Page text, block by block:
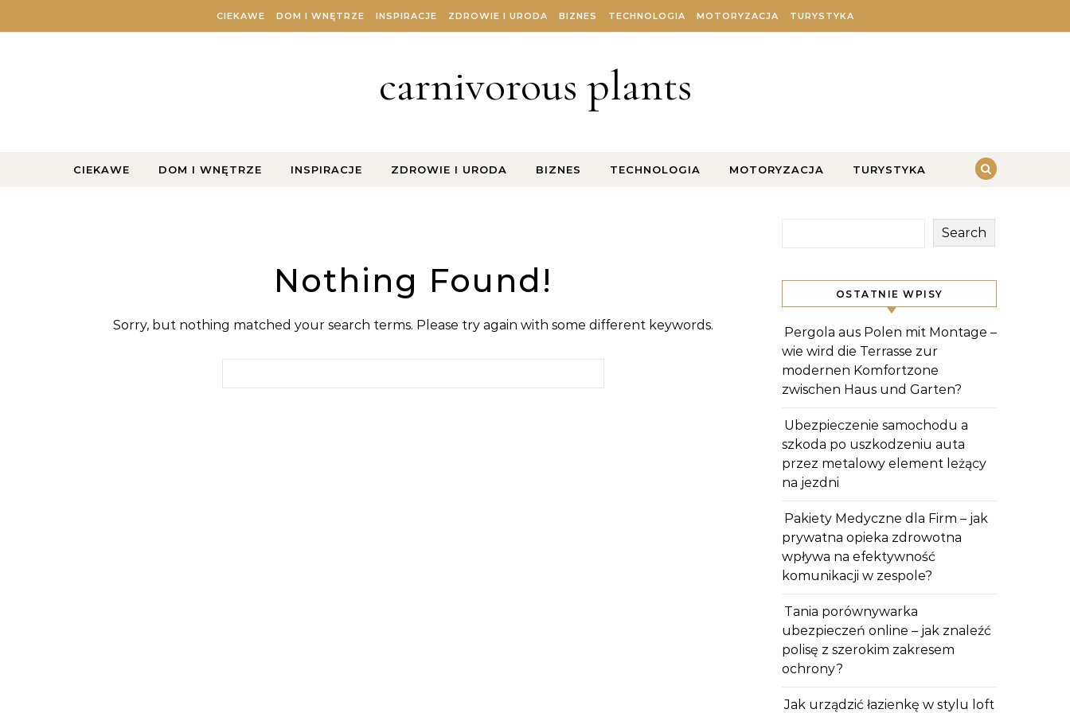
CIEKAWE DOM I WNĘTRZE INSPIRACJE ZDROWIE I URODA BIZNES TECHNOLOGIA MOTORYZACJA TURYSTYKA
carnivorous plants
CIEKAWE DOM I WNĘTRZE INSPIRACJE ZDROWIE I URODA BIZNES TECHNOLOGIA MOTORYZACJA TURYSTYKA
Nothing Found!
Sorry, but nothing matched your search terms. Please try again with some different keywords.
Search
OSTATNIE WPISY
Pergola aus Polen mit Montage –
wie wird die Terrasse zur
modernen Komfortzone
zwischen Haus und Garten?
Ubezpieczenie samochodu a
szkoda po uszkodzeniu auta
przez metalowy element leżący
na jezdni
Pakiety Medyczne dla Firm – jak
prywatna opieka zdrowotna
wpływa na efektywność
komunikacji w zespole?
Tania porównywarka
ubezpieczeń online – jak znaleźć
polisę z szerokim zakresem
ochrony?
Jak urządzić łazienkę w stylu loft